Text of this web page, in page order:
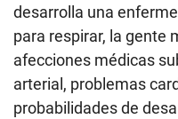
desarrolla una
para respirar, la gente
afecciones médicas
arterial, problemas
probabilidades de